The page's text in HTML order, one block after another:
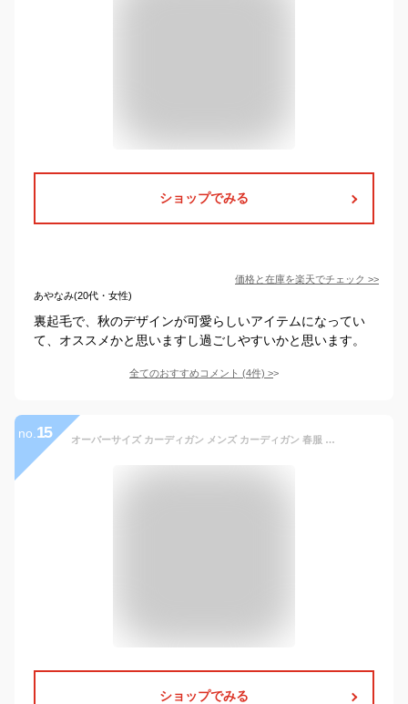
ショップでみる
価格と在庫を楽天でチェック >>
あやなみ(20代・女性)
裏起毛で、秋のデザインが可愛らしいアイテムになってい
て、オススメかと思いますし過ごしやすいかと思います。
全てのおすすめコメント (4件) >
no. 15 オーバーサイズ カーディガン メンズ カーディガン 春服 ロング丈 カーディガン メンズ ロングカーディガン メンズ カーディガン 厚手 メンズ ニットカーディガン 厚手 メンズ ゆったり 韓国ファッション 春 冬 秋 メンズ 服 マイノリティ minority メンズファッション
ショップでみる